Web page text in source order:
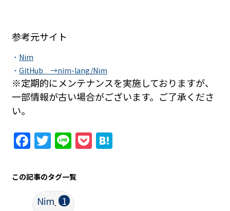
参考元サイト
Nim
GitHub →nim-lang/Nim
※定期的にメンテナンスを実施しておりますが、
一部情報が古い場合がございます。ご了承くださ
い。
Facebook
Twitter
LinePocket
この記事のタグ一覧
Nim 1